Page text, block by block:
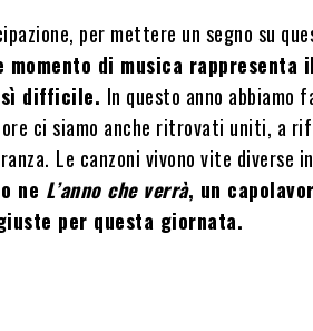
per mettere un segno su
momento di musica rappresenta
difficile. In questo anno abbiamo
ci siamo anche ritrovati uniti, a
Le canzoni vivono vite diverse
ne L’anno che verrà, un
per questa giornata.